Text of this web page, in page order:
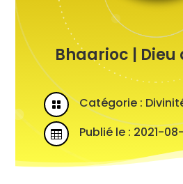
Bhaarioc | Dieu
 Catégorie :
 Publié le : 2021-